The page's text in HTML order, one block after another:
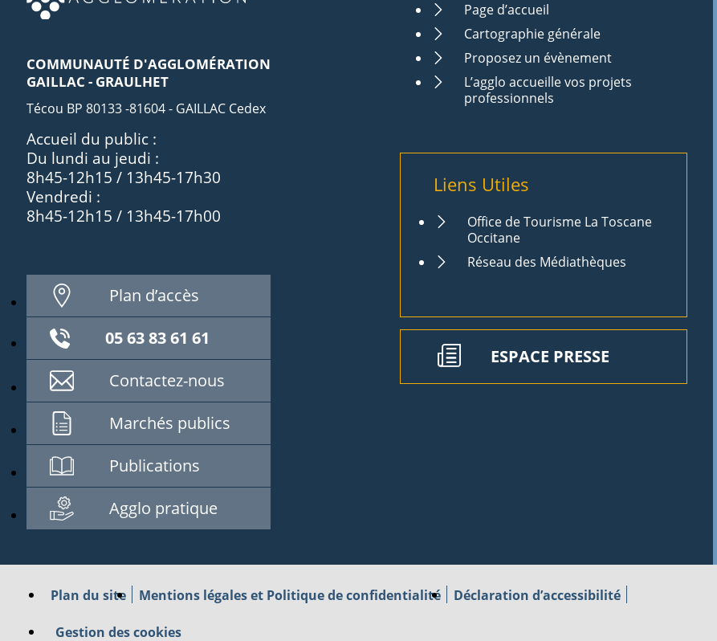
COMMUNAUTÉ D'AGGLOMÉRATION
GAILLAC - GRAULHET
Técou BP 80133 -81604 - GAILLAC Cedex
Accueil du public :
Du lundi au jeudi :
8h45-12h15 / 13h45-17h30
Vendredi :
8h45-12h15 / 13h45-17h00
Plan d’accès
05 63 83 61 61
Contactez-nous
Marchés publics
Publications
Agglo pratique
Page d’accueil
Cartographie générale
Proposez un évènement
L’agglo accueille vos projets
professionnels
Liens Utiles
Office de Tourisme La Toscane
Occitane
Réseau des Médiathèques
ESPACE PRESSE
Plan du site Mentions légales et Politique de confidentialité Déclaration d’accessibilité
Gestion des cookies